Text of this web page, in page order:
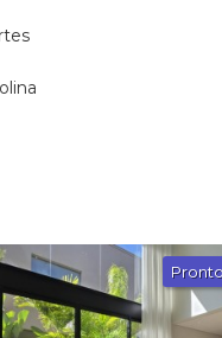
Residencial Veneza
Residencial Villa Dei
Royal Park
San Francisco Village
San Marco
San Thiago